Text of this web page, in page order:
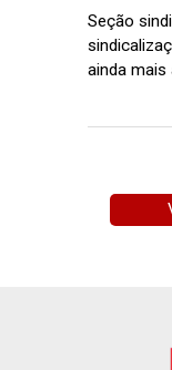
Seção
ainda mais